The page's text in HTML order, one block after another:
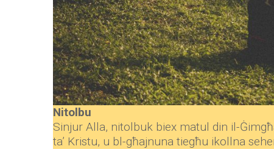
Nitolbu
Sinjur Alla, nitolbuk biex matul din il-
ta’ Kristu, u bl-għajnuna tiegħu ikollna